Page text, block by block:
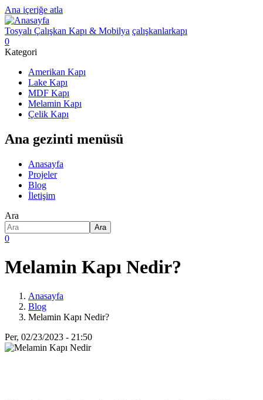
Ana içeriğe atla
Tosyalı Çalışkan Kapı & Mobilya çalışkanlarkapı
0
Kategori
Amerikan Kapı
Lake Kapı
MDF Kapı
Melamin Kapı
Çelik Kapı
Ana gezinti menüsü
Anasayfa
Projeler
Blog
İletişim
Ara
Ara
0
Melamin Kapı Nedir?
Anasayfa
Blog
Melamin Kapı Nedir?
Per, 02/23/2023 - 21:50